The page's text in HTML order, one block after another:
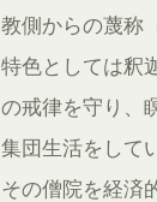
教側からの蔑称
特色としては釈
の戒律を守り、
集団生活をして
その僧院を経済